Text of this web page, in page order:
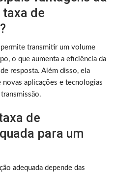
de
transmitir um volume
o que aumenta a eficiência da
resposta. Além disso, ela
aplicações e tecnologias
de
para um
adequada depende das